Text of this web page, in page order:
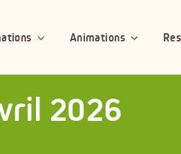
Animations
2026